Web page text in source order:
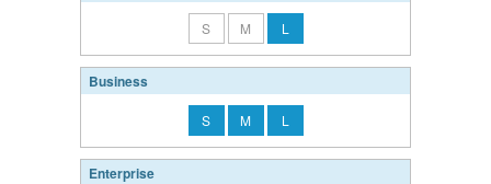
S M L
Business
S M L
Enterprise